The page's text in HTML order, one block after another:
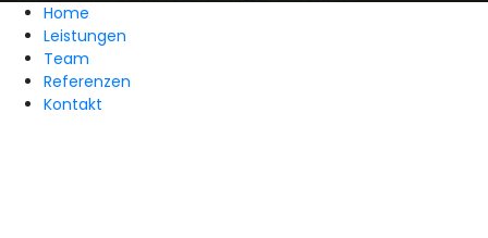
Home
Leistungen
Team
Referenzen
Kontakt